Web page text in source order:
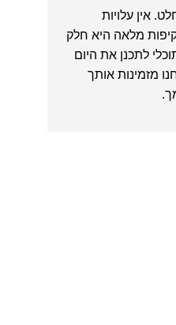
אין עלויות
מלאה היא חלק
לתכנן את היום
מזמינות אותך